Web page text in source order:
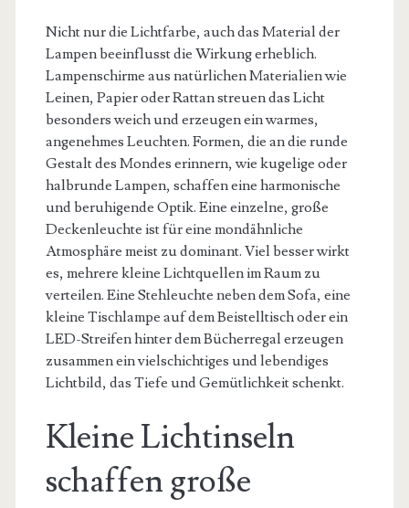
Nicht nur die Lichtfarbe, auch das Material der
Lampen beeinflusst die Wirkung erheblich.
Lampenschirme aus natürlichen Materialien wie
Leinen, Papier oder Rattan streuen das Licht
besonders weich und erzeugen ein warmes,
angenehmes Leuchten. Formen, die an die runde
Gestalt des Mondes erinnern, wie kugelige oder
halbrunde Lampen, schaffen eine harmonische
und beruhigende Optik. Eine einzelne, große
Deckenleuchte ist für eine mondähnliche
Atmosphäre meist zu dominant. Viel besser wirkt
es, mehrere kleine Lichtquellen im Raum zu
verteilen. Eine Stehleuchte neben dem Sofa, eine
kleine Tischlampe auf dem Beistelltisch oder ein
LED-Streifen hinter dem Bücherregal erzeugen
zusammen ein vielschichtiges und lebendiges
Lichtbild, das Tiefe und Gemütlichkeit schenkt.
Kleine Lichtinseln
schaffen große